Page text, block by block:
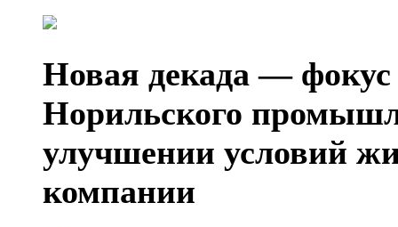
Новая декада — фокус
Норильского
улучшении условий
компании